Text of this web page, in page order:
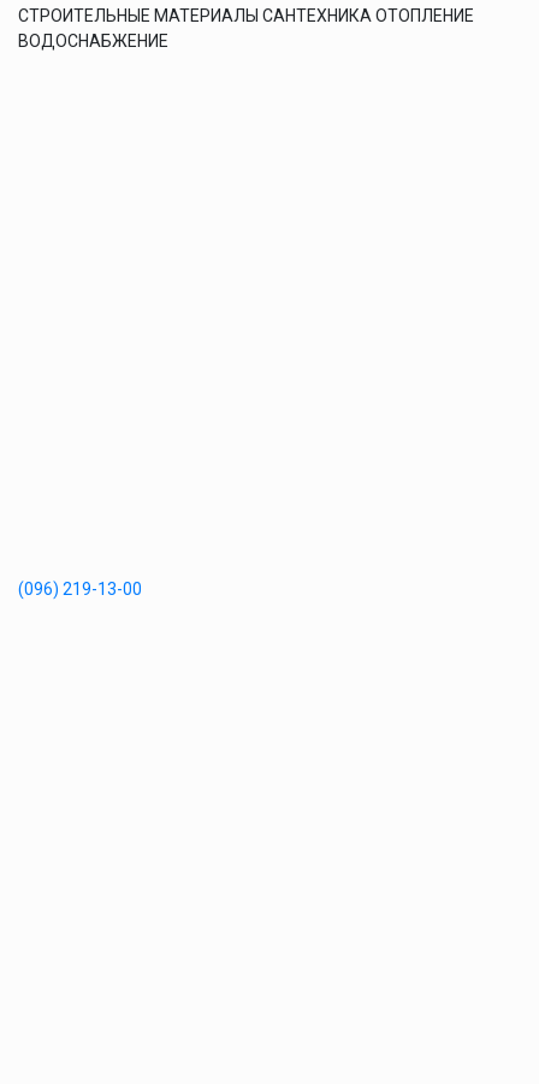
СТРОИТЕЛЬНЫЕ МАТЕРИАЛЫ САНТЕХНИКА ОТОПЛЕНИЕ
ВОДОСНАБЖЕНИЕ
(096) 219-13-00